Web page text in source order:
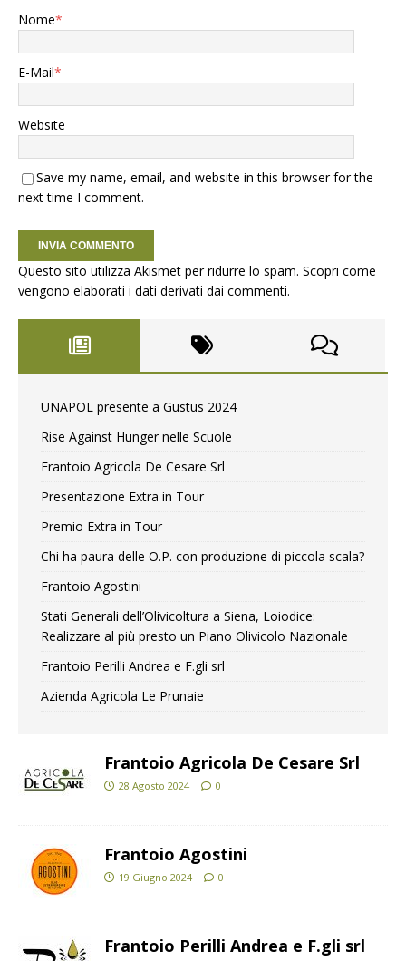
Nome*
E-Mail*
Website
Save my name, email, and website in this browser for the
next time I comment.
Questo sito utilizza Akismet per ridurre lo spam. Scopri come
vengono elaborati i dati derivati dai commenti.
UNAPOL presente a Gustus 2024
Rise Against Hunger nelle Scuole
Frantoio Agricola De Cesare Srl
Presentazione Extra in Tour
Premio Extra in Tour
Chi ha paura delle O.P. con produzione di piccola scala?
Frantoio Agostini
Stati Generali dell’Olivicoltura a Siena, Loiodice:
Realizzare al più presto un Piano Olivicolo Nazionale
Frantoio Perilli Andrea e F.gli srl
Azienda Agricola Le Prunaie
Frantoio Agricola De Cesare Srl
28 Agosto 2024 0
Frantoio Agostini
19 Giugno 2024 0
Frantoio Perilli Andrea e F.gli srl